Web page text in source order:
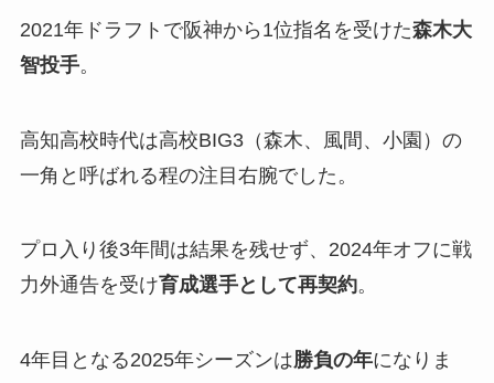
2021年ドラフトで阪神から1位指名を受けた森木大
智投手。
高知高校時代は高校BIG3（森木、風間、小園）の
一角と呼ばれる程の注目右腕でした。
プロ入り後3年間は結果を残せず、2024年オフに戦
力外通告を受け育成選手として再契約。
4年目となる2025年シーズンは勝負の年になりま